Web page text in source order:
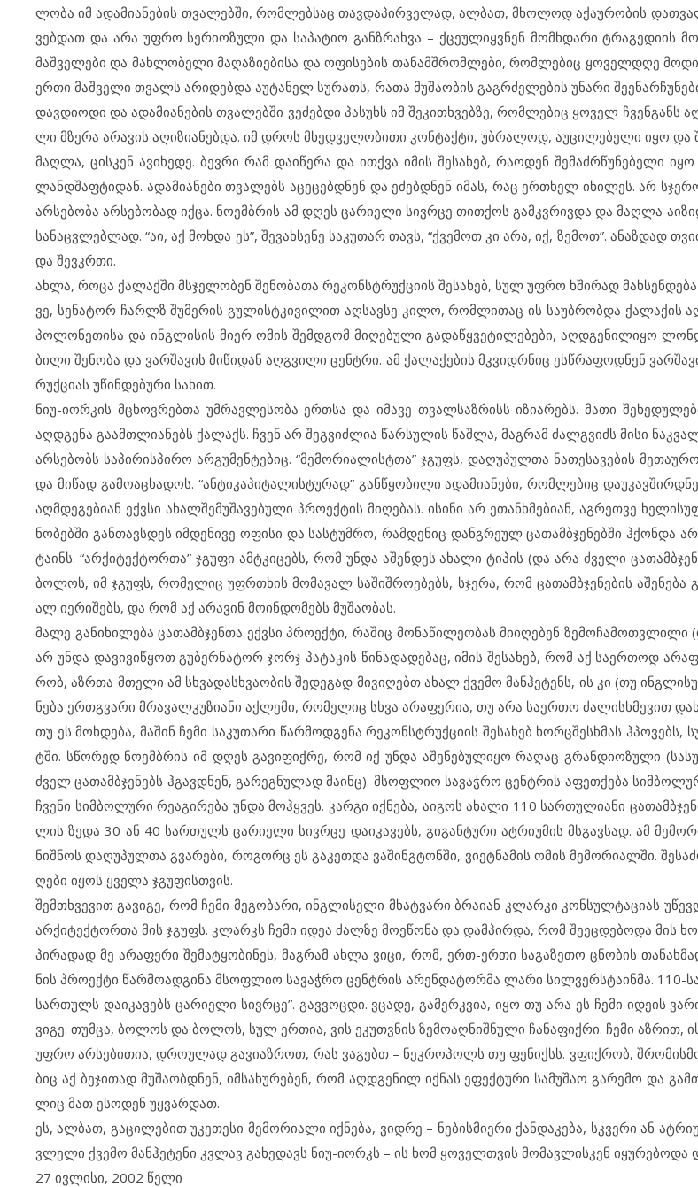
ლო­ბა იმ ად­ა­მი­ა­ნე­ბის თვა­ლებ­ში, რომ­ლებ­საც თავ­და­პირ­ვე­ლად, ალ­ბათ, მხო­ლოდ აქ­ა­უ­რო­ბის
ვებ­დათ და არა უფ­რო სე­რი­ო­ზუ­ლი და სა­პა­ტიო გან­ზ­რახ­ვა – ქცე­უ­ლიყ­ვ­ნენ მომ­ხ­და­რი ტრა­გე­დი­ის
მაშ­ვე­ლე­ბი და მახ­ლო­ბე­ლი მა­ღა­ზი­ე­ბი­სა და ოფ­ი­სე­ბის თა­ნამ­შ­რომ­ლე­ბი, რომ­ლე­ბიც ყო­ველ­დ­ღე
ერ­თი მაშ­ვე­ლი თვალს არ­ი­დებ­და აუტ­ა­ნელ სუ­რათს, რა­თა მუ­შა­ო­ბის გაგ­რ­ძე­ლე­ბის უნ­ა­რი
დავ­დი­ო­დი და ად­ა­მი­ა­ნე­ბის თვა­ლებ­ში ვე­ძებ­დი პა­სუხს იმ შე­კითხ­ვებ­ზე, რომ­ლე­ბიც ყო­ველ ჩვენ­განს
ლი მზე­რა არ­ა­ვის აღ­ი­ზი­ა­ნებ­და. იმ დროს მხედ­ვე­ლო­ბი­თი კონ­ტაქ­ტი, უბ­რა­ლოდ, აუც­ი­ლე­ბე­ლი იყო და
მაღ­ლა, ცის­კენ ავ­ი­ხე­დე. ბევ­რი რამ და­ი­წე­რა და ითქ­ვა იმ­ის შე­სა­ხებ, რა­ო­დენ შე­მაძ­რ­წუ­ნე­ბე­ლი იყო
ლან­დ­შაფ­ტი­დან. ად­ა­მი­ა­ნე­ბი თვა­ლებს აც­ე­ცებ­დ­ნენ და ეძ­ებ­დ­ნენ იმ­ას, რაც ერთხელ იხ­ი­ლეს. არ
არ­სე­ბო­ბა არ­სე­ბო­ბად იქ­ცა. ნო­ემ­ბ­რის ამ დღეს ცა­რი­ე­ლი სივ­რ­ცე თით­ქოს გამ­კ­ვ­რივ­და და მაღ­ლა
სა­ნაც­ვ­ლებ­ლად. “აი, აქ მოხ­და ეს”, შე­ვახ­სე­ნე სა­კუ­თარ თავს, “ქვე­მოთ კი არა, იქ, ზე­მოთ”. ან­აზ­დად
და შევ­კ­რ­თი.
ახ­ლა, რო­ცა ქა­ლაქ­ში მსჯე­ლო­ბენ შე­ნო­ბა­თა რე­კონ­ს­ტ­რუქ­ცი­ის შე­სა­ხებ, სულ უფ­რო ხში­რად
ვე, სე­ნა­ტორ ჩარლზ შუ­მე­რის გუ­ლის­ტ­კი­ვი­ლით აღ­სავ­სე კი­ლო, რომ­ლი­თაც ის სა­უბ­რობ­და ქა­ლა­ქის
პო­ლო­ნე­თი­სა და ინგ­ლი­სის მი­ერ ომ­ის შემ­დ­გომ მი­ღე­ბუ­ლი გა­დაწყ­ვე­ტი­ლე­ბე­ბი, აღდ­გე­ნი­ლი­ყო
ბი­ლი შე­ნო­ბა და ვარ­შა­ვის მი­წი­დან აღგ­ვი­ლი ცენ­ტ­რი. ამ ქა­ლა­ქე­ბის მკვიდ­რ­ნიც ესწ­რა­ფოდ­ნენ
რუქ­ცი­ას უწ­ინ­დე­ბუ­რი სა­ხით.
ნიუ-იორ­კის მცხოვ­რებ­თა უმ­რავ­ლე­სო­ბა ერთ­სა და იმ­ა­ვე თვალ­საზ­რისს იზ­ი­ა­რებს. მა­თი
აღდ­გე­ნა გა­ამ­თ­ლი­ა­ნებს ქა­ლაქს. ჩვენ არ შეგ­ვიძ­ლია წარ­სუ­ლის წაშ­ლა, მაგ­რამ ძალ­გ­ვიძს მი­სი
არ­სე­ბობს სა­პი­რის­პი­რო არ­გუ­მენ­ტე­ბიც. “მე­მო­რი­ა­ლის­ტ­თა” ჯგუფს, და­ღუ­პულ­თა ნა­თე­სა­ვე­ბის
და მი­წად გა­მო­აცხა­დოს. “ან­ტი­კა­პი­ტა­ლის­ტუ­რად” გან­წყო­ბი­ლი ად­ა­მი­ა­ნე­ბი, რომ­ლე­ბიც
აღ­მ­დე­გე­ბი­ან ექვ­სი ახ­ალ­შე­მუ­შა­ვე­ბუ­ლი პრო­ექ­ტის მი­ღე­ბას. ის­ი­ნი არ ეთ­ან­ხ­მე­ბი­ან, აგ­რეთ­ვე
ნო­ბებ­ში გან­თავ­ს­დეს იმ­დე­ნი­ვე ოფ­ი­სი და სას­ტუმ­რო, რამ­დე­ნიც დან­გ­რე­ულ ცა­თამ­ბ­ჯე­ნებ­ში
ტა­ინს. “არ­ქი­ტექ­ტორ­თა” ჯგუ­ფი ამტ­კი­ცებს, რომ უნ­და აშ­ენ­დეს ახ­ა­ლი ტი­პის (და არა ძვე­ლი
ბო­ლოს, იმ ჯგუფს, რო­მე­ლიც უფრ­თხის მო­მა­ვალ სა­შიშ­რო­ე­ბებს, სჯე­რა, რომ ცა­თამ­ბ­ჯე­ნე­ბის აშ­ე­ნე­ბა
ალ იერ­ი­შებს, და რომ აქ არ­ა­ვინ მო­ინ­დო­მებს მუ­შა­ო­ბას.
მა­ლე გა­ნი­ხი­ლე­ბა ცა­თამ­ბ­ჯენ­თა ექვ­სი პრო­ექ­ტი, რა­შიც მო­ნა­წი­ლე­ო­ბას მი­ი­ღე­ბენ ზე­მო­ჩა­მოთ­ვ­ლი­ლი
არ უნ­და და­ვი­ვიწყოთ გუ­ბერ­ნა­ტორ ჯორჯ პა­ტა­კის წი­ნა­და­დე­ბაც, იმ­ის შე­სა­ხებ, რომ აქ სა­ერ­თოდ
რობ, აზრ­თა მთე­ლი ამ სხვა­დას­ხ­ვა­ო­ბის შე­დე­გად მი­ვი­ღებთ ახ­ალ ქვე­მო მან­ჰე­ტენს, ის კი (თუ
ნე­ბა ერთ­გ­ვა­რი მრა­ვალ­კუ­ზი­ა­ნი აქ­ლე­მი, რო­მე­ლიც სხვა არ­ა­ფე­რია, თუ არა სა­ერ­თო ძა­ლის­ხ­მე­ვით
თუ ეს მოხ­დე­ბა, მა­შინ ჩე­მი სა­კუ­თა­რი წარ­მოდ­გე­ნა რე­კონ­ს­ტ­რუქ­ცი­ის შე­სა­ხებ ხორ­ც­შეს­ხ­მას
ტ­ში. სწო­რედ ნო­ემ­ბ­რის იმ დღეს გა­ვი­ფიქ­რე, რომ იქ უნ­და აშ­ე­ნე­ბუ­ლი­ყო რა­ღაც გრან­დი­ო­ზუ­ლი
ძველ ცა­თამ­ბ­ჯე­ნებს ჰგავ­დ­ნენ, გა­რეგ­ნუ­ლად მა­ინც). მსოფ­ლიო სა­ვაჭ­რო ცენ­ტ­რის აფ­ეთ­ქე­ბა
ჩვე­ნი სიმ­ბო­ლუ­რი რე­ა­გი­რე­ბა უნ­და მოჰ­ყ­ვეს. კარ­გი იქ­ნე­ბა, აიგ­ოს ახ­ა­ლი 110 სარ­თუ­ლი­ა­ნი
ლის ზე­და 30 ან 40 სარ­თულს ცა­რი­ე­ლი სივ­რ­ცე და­ი­კა­ვებს, გი­გან­ტუ­რი ატ­რი­უ­მის მსგავ­სად. ამ
ნიშ­ნოს და­ღუ­პულ­თა გვა­რე­ბი, რო­გორც ეს გა­კეთ­და ვა­შინ­გ­ტონ­ში, ვი­ეტ­ნა­მის ომ­ის მე­მო­რი­ალ­ში.
ღე­ბი იყ­ოს ყვე­ლა ჯგუ­ფის­თ­ვის.
შემ­თხ­ვე­ვით გა­ვი­გე, რომ ჩე­მი მე­გო­ბა­რი, ინგ­ლი­სე­ლი მხატ­ვა­რი ბრა­ი­ან კლარ­კი კონ­სულ­ტა­ცი­ას
არ­ქი­ტექ­ტორ­თა მის ჯგუფს. კლარკს ჩე­მი იდეა ძალ­ზე მო­ე­წო­ნა და დამ­პირ­და, რომ შე­ეც­დე­ბო­და მის
პი­რა­დად მე არ­ა­ფე­რი შე­მატყო­ბი­ნეს, მაგ­რამ ახ­ლა ვი­ცი, რომ, ერთ-ერ­თი სა­გა­ზე­თო ცნო­ბის
ნის პრო­ექ­ტი წარ­მო­ად­გი­ნა მსოფ­ლიო სა­ვაჭ­რო ცენ­ტ­რის არ­ენ­და­ტორ­მა ლა­რი სილ­ვერ­ს­ტა­ინ­მა. 110-
სარ­თულს და­ი­კა­ვებს ცა­რი­ე­ლი სივ­რ­ცე”. გავ­ვოც­დი. ვცა­დე, გა­მერ­კ­ვია, იყო თუ არა ეს ჩე­მი იდ­ე­ის
ვი­გე. თუმ­ცა, ბო­ლოს და ბო­ლოს, სულ ერ­თია, ვის ეკ­უთ­ვ­ნის ზე­მო­აღ­ნიშ­ნუ­ლი ჩა­ნა­ფიქ­რი. ჩე­მი აზ­რით,
უფ­რო არ­სე­ბი­თია, დრო­უ­ლად გა­ვი­აზ­როთ, რას ვა­გებთ – ნეკ­რო­პოლს თუ ფე­ნიქსს. ვფიქ­რობ,
ბიც აქ ბე­ჯი­თად მუ­შა­ობ­დ­ნენ, იმ­სა­ხუ­რე­ბენ, რომ აღდ­გე­ნილ იქ­ნას ეფ­ექ­ტუ­რი სა­მუ­შაო გა­რე­მო და
ლიც მათ ეს­ო­დენ უყ­ვარ­დათ.
ეს, ალ­ბათ, გა­ცი­ლე­ბით უკ­ე­თე­სი მე­მო­რი­ა­ლი იქ­ნე­ბა, ვიდ­რე – ნე­ბის­მი­ე­რი ქან­და­კე­ბა, სკვე­რი ან
ვ­ლე­ლი ქვე­მო მან­ჰე­ტე­ნი კვლავ გა­ხე­დავს ნიუ-იორკს – ის ხომ ყო­ველ­თ­ვის მო­მავ­ლის­კენ იყ­უ­რე­ბო­და
27 ივ­ლი­სი, 2002 წე­ლი